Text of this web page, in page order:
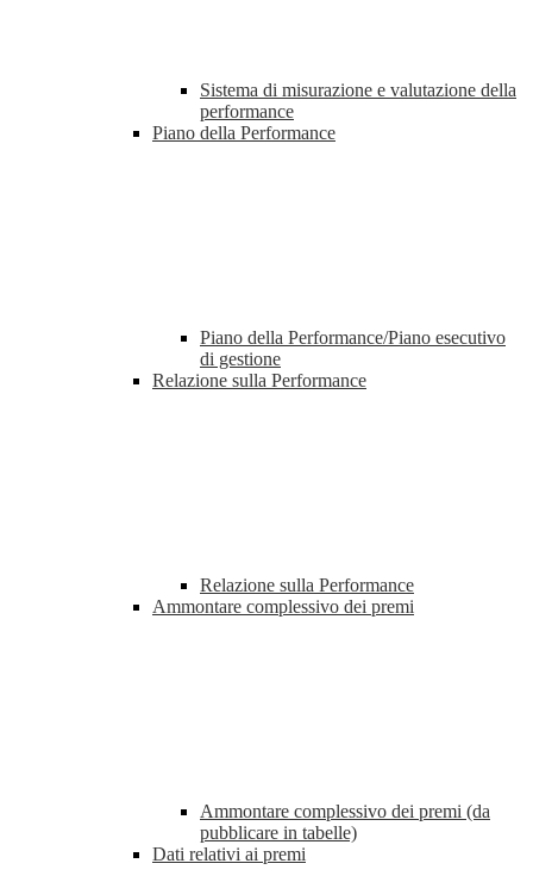
Sistema di misurazione e valutazione della
performance
Piano della Performance
Piano della Performance/Piano esecutivo
di gestione
Relazione sulla Performance
Relazione sulla Performance
Ammontare complessivo dei premi
Ammontare complessivo dei premi (da
pubblicare in tabelle)
Dati relativi ai premi